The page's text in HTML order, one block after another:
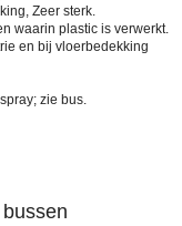
Zeer sterk.
waarin plastic is verwerkt.
en bij vloerbedekking
zie bus.